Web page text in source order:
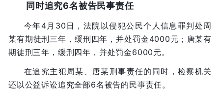
同时追究6名被告民事责任
今年4月30日，法院以侵犯公民个人信息罪判处周
某有期徒刑三年，缓刑四年，并处罚金4000元；唐某有
期徒刑三年，缓刑四年，并处罚金6000元。
在追究主犯周某、唐某刑事责任的同时，检察机关
还以公益诉讼追究全部6名被告的民事责任。